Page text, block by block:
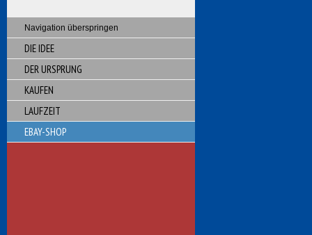
Navigation überspringen
DIE IDEE
DER URSPRUNG
KAUFEN
LAUFZEIT
EBAY-SHOP